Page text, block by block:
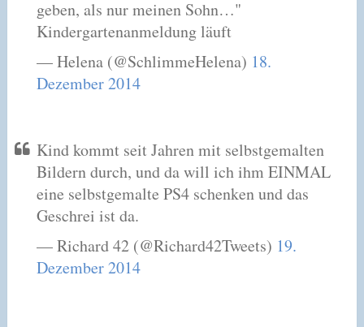
geben, als nur meinen Sohn…"
Kindergartenanmeldung läuft
— Helena (@SchlimmeHelena) 18.
Dezember 2014
Kind kommt seit Jahren mit selbstgemalten
Bildern durch, und da will ich ihm EINMAL
eine selbstgemalte PS4 schenken und das
Geschrei ist da.
— Richard 42 (@Richard42Tweets) 19.
Dezember 2014